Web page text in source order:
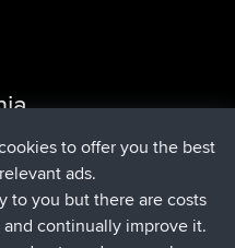
Teraz
min temu
min temu
1 hr, 38 min temu
to offer you the best
ads.
to you but there are costs
continually improve it.